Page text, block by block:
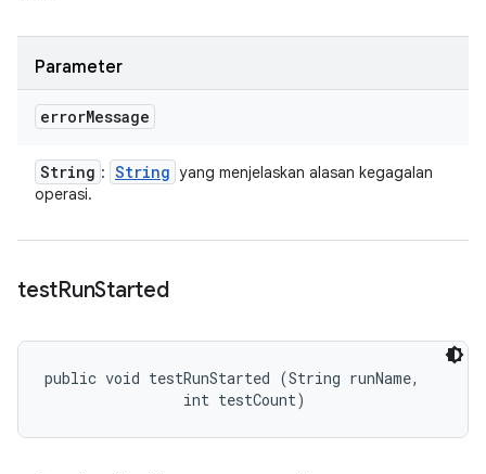
Parameter
errorMessage
String : String yang menjelaskan alasan kegagalan
operasi.
testRunStarted
public void testRunStarted (String runName,
                int testCount)